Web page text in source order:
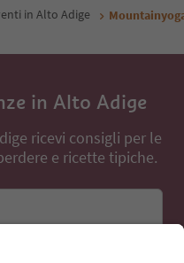
in Alto Adige
in Alto Adige
ricevi consigli per le
e ricette tipiche.